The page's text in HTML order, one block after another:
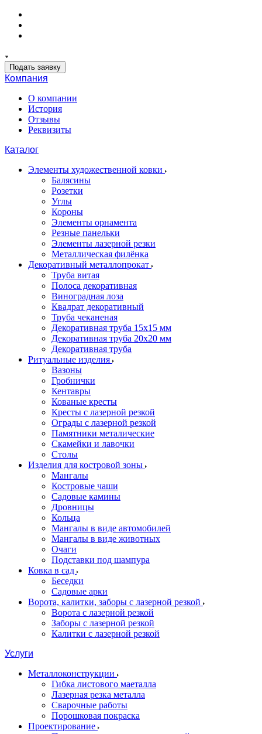
Подать заявку
Компания
О компании
История
Отзывы
Реквизиты
Каталог
Элементы художественной ковки
Балясины
Розетки
Углы
Короны
Элементы орнамента
Резные панельки
Элементы лазерной резки
Металлическая филёнка
Декоративный металлопрокат
Труба витая
Полоса декоративная
Виноградная лоза
Квадрат декоративный
Труба чеканеная
Декоративная труба 15х15 мм
Декоративная труба 20х20 мм
Декоративная труба
Ритуальные изделия
Вазоны
Гробнички
Кентавры
Кованые кресты
Кресты с лазерной резкой
Ограды с лазерной резкой
Памятники металические
Скамейки и лавочки
Столы
Изделия для костровой зоны
Мангалы
Костровые чаши
Садовые камины
Дровницы
Кольца
Мангалы в виде автомобилей
Мангалы в виде животных
Очаги
Подставки под шампура
Ковка в сад
Беседки
Садовые арки
Ворота, калитки, заборы с лазерной резкой
Ворота с лазерной резкой
Заборы с лазерной резкой
Калитки с лазерной резкой
Услуги
Металлоконструкции
Гибка листового маеталла
Лазерная резка металла
Сварочные работы
Порошковая покраска
Проектирование